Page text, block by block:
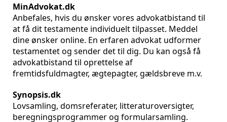
MinAdvokat.dk
Anbefales, hvis du ønsker vores advokatbistand til
at få dit testamente individuelt tilpasset. Meddel
dine ønsker online. En erfaren advokat udformer
testamentet og sender det til dig. Du kan også få
advokatbistand til oprettelse af
fremtidsfuldmagter, ægtepagter, gældsbreve m.v.
Synopsis.dk
Lovsamling, domsreferater, litteraturoversigter,
beregningsprogrammer og formularsamling.